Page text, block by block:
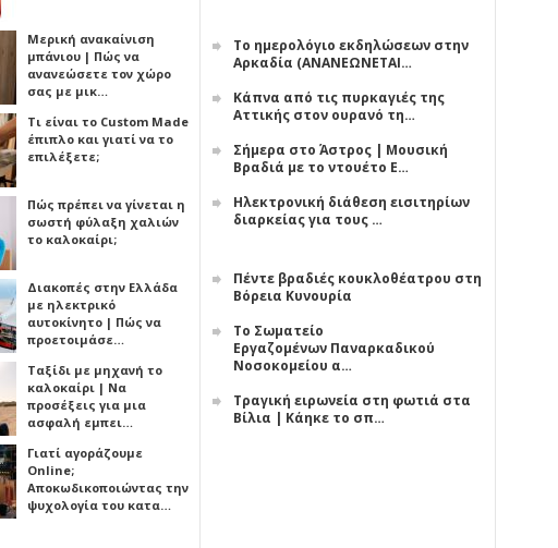
Μερική ανακαίνιση
μπάνιου | Πώς να
ανανεώσετε τον χώρο
σας με μικ…
Τι είναι το Custom Made
έπιπλο και γιατί να το
επιλέξετε;
Πώς πρέπει να γίνεται η
σωστή φύλαξη χαλιών
το καλοκαίρι;
Διακοπές στην Ελλάδα
με ηλεκτρικό
αυτοκίνητο | Πώς να
προετοιμάσε…
Ταξίδι με μηχανή το
καλοκαίρι | Να
προσέξεις για μια
ασφαλή εμπει…
Γιατί αγοράζουμε
Online;
Αποκωδικοποιώντας την
ψυχολογία του κατα…
Το ημερολόγιο εκδηλώσεων στην
Αρκαδία (ΑΝΑΝΕΩΝΕΤΑΙ…
Κάπνα από τις πυρκαγιές της
Αττικής στον ουρανό τη…
Σήμερα στο Άστρος | Μουσική
Βραδιά με το ντουέτο Ε…
Ηλεκτρονική διάθεση εισιτηρίων
διαρκείας για τους …
Πέντε βραδιές κουκλοθέατρου στη
Βόρεια Κυνουρία
Το Σωματείο
Εργαζομένων Παναρκαδικού
Νοσοκομείου α…
Τραγική ειρωνεία στη φωτιά στα
Βίλια | Κάηκε το σπ…